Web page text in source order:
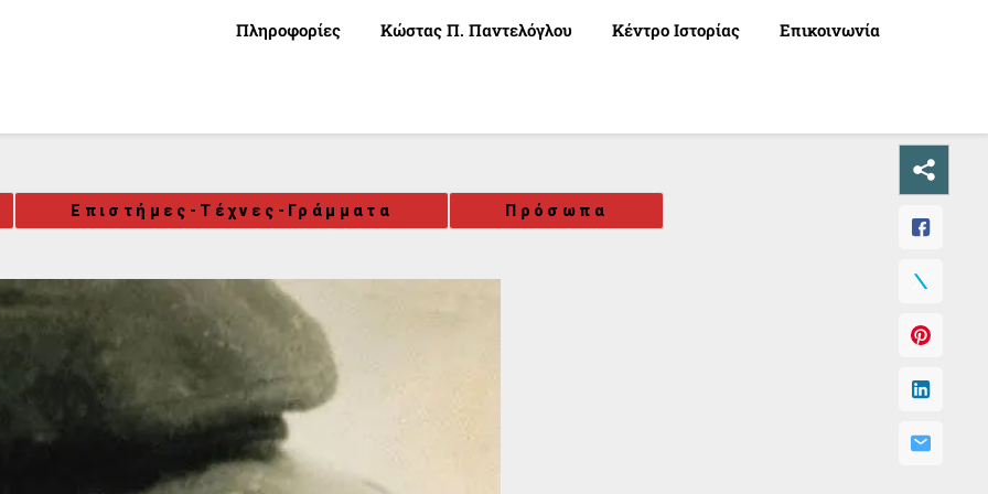
Πληροφορίες Κώστας Π. Παντελόγλου Κέντρο Ιστορίας Επικοινωνία
Επιστήμες-Τέχνες-Γράμματα Πρόσωπα